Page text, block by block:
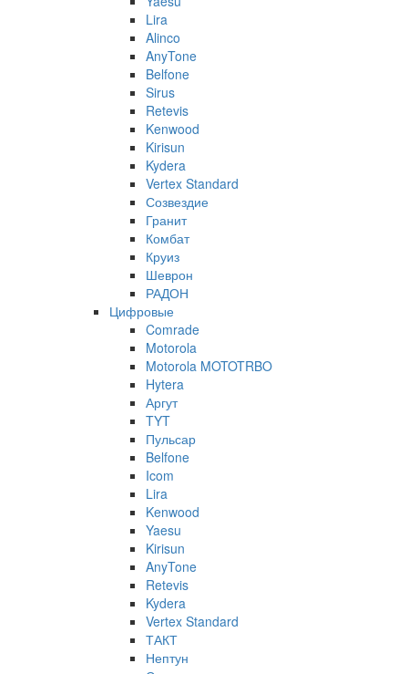
Lira
Alinco
AnyTone
Belfone
Sirus
Retevis
Kenwood
Kirisun
Kydera
Vertex Standard
Созвездие
Гранит
Комбат
Круиз
Шеврон
РАДОН
Цифровые
Comrade
Motorola
Motorola MOTOTRBO
Hytera
Аргут
TYT
Пульсар
Belfone
Icom
Lira
Kenwood
Yaesu
Kirisun
AnyTone
Retevis
Kydera
Vertex Standard
ТАКТ
Нептун